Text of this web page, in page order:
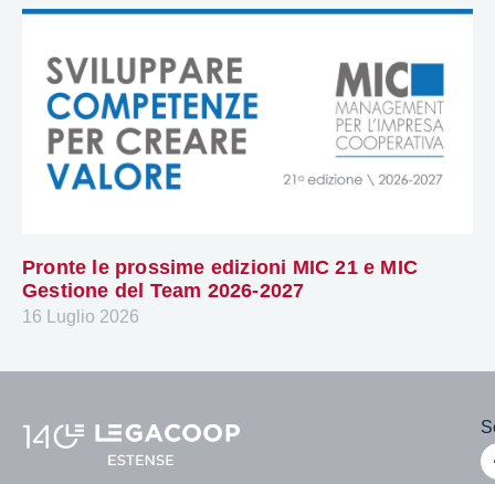
Pronte le prossime edizioni MIC 21 e MIC
Gestione del Team 2026-2027
16 Luglio 2026